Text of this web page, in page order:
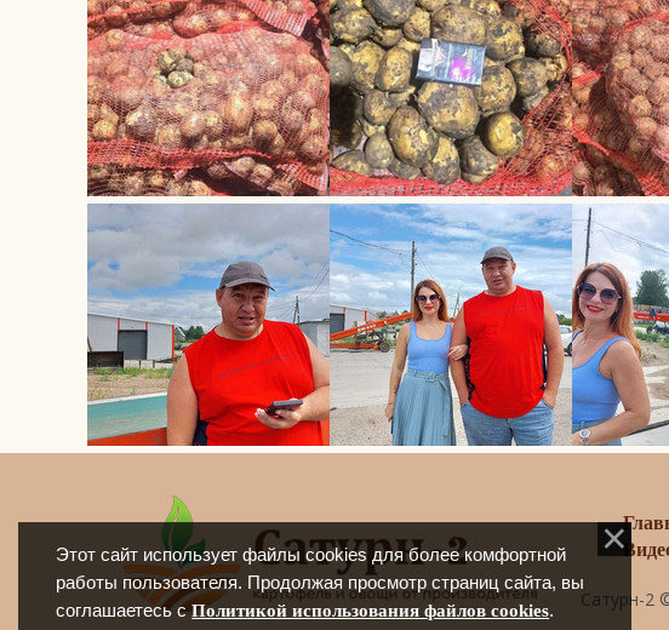
Сатурн-2
Этот сайт использует файлы cookies для более комфортной
работы пользователя. Продолжая просмотр страниц сайта, вы
соглашаетесь сПолитикой использования файлов cookies.